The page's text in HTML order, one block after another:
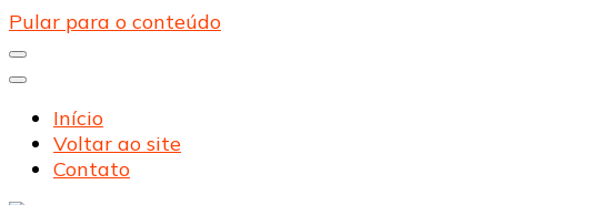
Pular para o conteúdo
Início
Voltar ao site
Contato